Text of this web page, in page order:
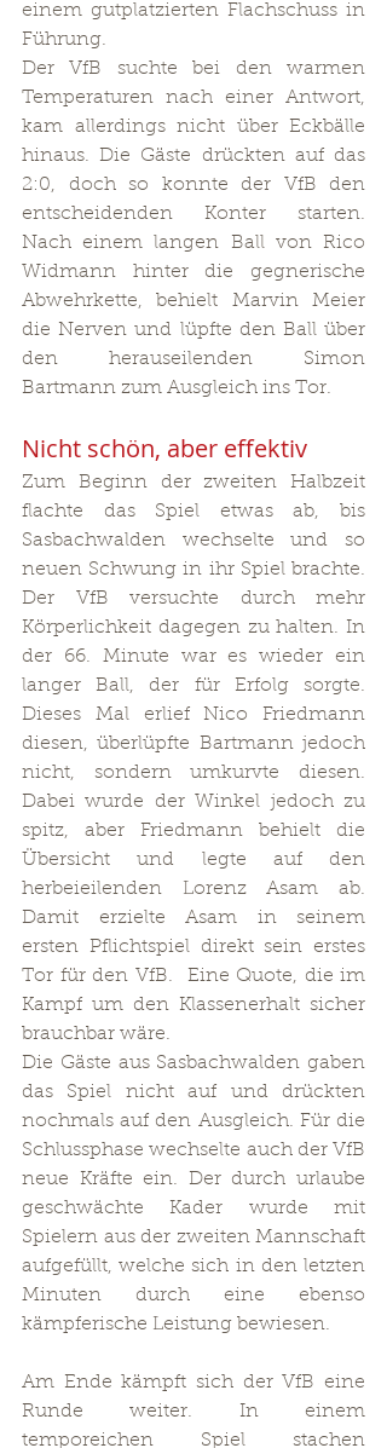
einem gutplatzierten Flachschuss in
Führung.
Der VfB suchte bei den warmen
Temperaturen nach einer Antwort,
kam allerdings nicht über Eckbälle
hinaus. Die Gäste drückten auf das
2:0, doch so konnte der VfB den
entscheidenden Konter starten.
Nach einem langen Ball von Rico
Widmann hinter die gegnerische
Abwehrkette, behielt Marvin Meier
die Nerven und lüpfte den Ball über
den herauseilenden Simon
Bartmann zum Ausgleich ins Tor.
Nicht schön, aber effektiv
Zum Beginn der zweiten Halbzeit
flachte das Spiel etwas ab, bis
Sasbachwalden wechselte und so
neuen Schwung in ihr Spiel brachte.
Der VfB versuchte durch mehr
Körperlichkeit dagegen zu halten. In
der 66. Minute war es wieder ein
langer Ball, der für Erfolg sorgte.
Dieses Mal erlief Nico Friedmann
diesen, überlüpfte Bartmann jedoch
nicht, sondern umkurvte diesen.
Dabei wurde der Winkel jedoch zu
spitz, aber Friedmann behielt die
Übersicht und legte auf den
herbeieilenden Lorenz Asam ab.
Damit erzielte Asam in seinem
ersten Pflichtspiel direkt sein erstes
Tor für den VfB.  Eine Quote, die im
Kampf um den Klassenerhalt sicher
brauchbar wäre.
Die Gäste aus Sasbachwalden gaben
das Spiel nicht auf und drückten
nochmals auf den Ausgleich. Für die
Schlussphase wechselte auch der VfB
neue Kräfte ein. Der durch urlaube
geschwächte Kader wurde mit
Spielern aus der zweiten Mannschaft
aufgefüllt, welche sich in den letzten
Minuten durch eine ebenso
kämpferische Leistung bewiesen.
Am Ende kämpft sich der VfB eine
Runde weiter. In einem
temporeichen Spiel stachen